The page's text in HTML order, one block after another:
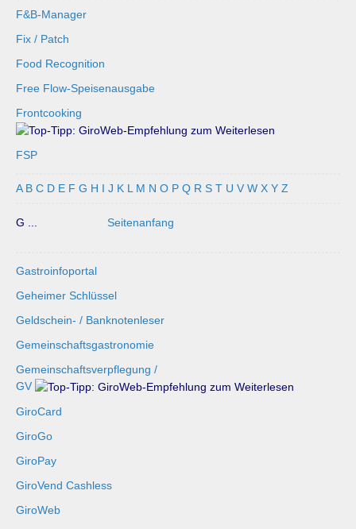
F&B-Manager
Fix / Patch
Food Recognition
Free Flow-Speisenausgabe
Frontcooking
FSP
A B C D E F G H I J K L M N O P Q R S T U V W X Y Z
G ... Seitenanfang
Gastroinfoportal
Geheimer Schlüssel
Geldschein- / Banknotenleser
Gemeinschaftsgastronomie
Gemeinschaftsverpflegung /
GV
GiroCard
GiroGo
GiroPay
GiroVend Cashless
GiroWeb